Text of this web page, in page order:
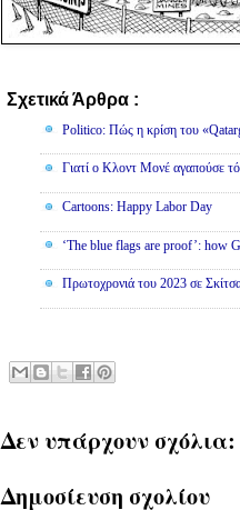
Σχετικά Άρθρα :
Politico: Πώς η κρίση του
Γιατί ο Κλοντ Μονέ αγαπούσε
Cartoons: Happy Labor Day
‘The blue flags are proof’: how
Πρωτοχρονιά του 2023 σε
Δεν υπάρχουν σχόλια:
Δημοσίευση σχολίου